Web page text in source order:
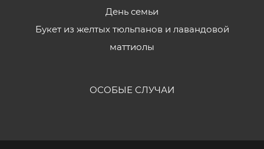
День семьи
Букет из желтых тюльпанов и лавандовой
маттиолы
ОСОБЫЕ СЛУЧАИ